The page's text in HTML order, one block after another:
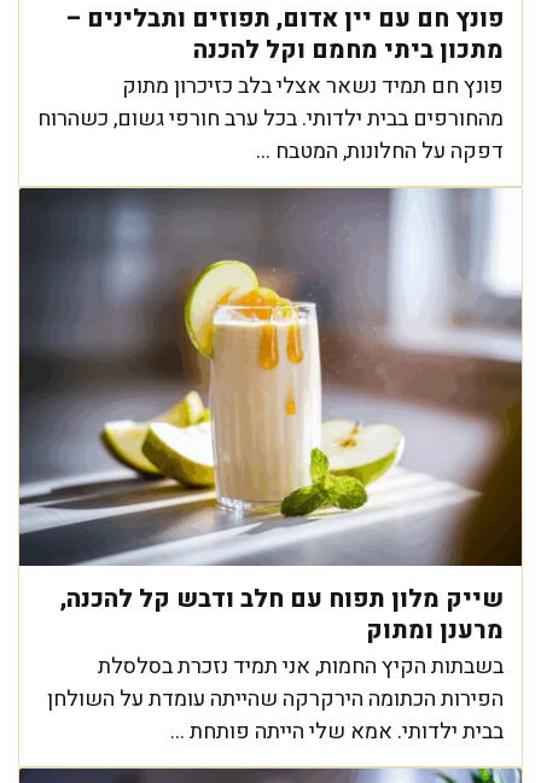
פונץ חם עם יין אדום, תפוזים ותבלינים –
מתכון ביתי מחמם וקל להכנה
פונץ חם תמיד נשאר אצלי בלב כזיכרון מתוק
מהחורפים בבית ילדותי. בכל ערב חורפי גשום, כשהרוח
דפקה על החלונות, המטבח ...
שייק מלון תפוח עם חלב ודבש קל להכנה,
מרענן ומתוק
בשבתות הקיץ החמות, אני תמיד נזכרת בסלסלת
הפירות הכתומה הירקרקה שהייתה עומדת על השולחן
בבית ילדותי. אמא שלי הייתה פותחת ...